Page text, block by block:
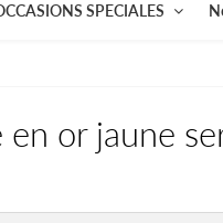
SPECIALES
or jaune